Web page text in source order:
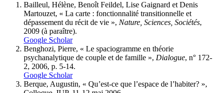
Bailleul, Hélène, Benoît Feildel, Lise Gaignard et Denis
Martouzet, « La carte : fonctionnalité transitionnelle et
dépassement du récit de vie », Nature, Sciences, Sociétés,
2009 (à paraître).
Google Scholar
Benghozi, Pierre, « Le spaciogramme en théorie
psychanalytique de couple et de famille », Dialogue, n° 172-
2, 2006, p. 5-14.
Google Scholar
Berque, Augustin, « Qu’est-ce que l’espace de l’habiter? »,